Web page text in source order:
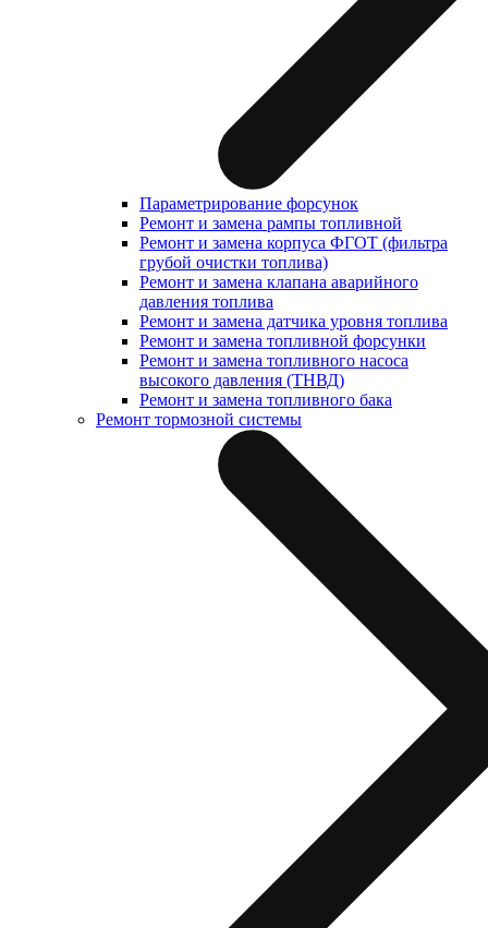
Параметрирование форсунок
Ремонт и замена рампы топливной
Ремонт и замена корпуса ФГОТ (фильтра
грубой очистки топлива)
Ремонт и замена клапана аварийного
давления топлива
Ремонт и замена датчика уровня топлива
Ремонт и замена топливной форсунки
Ремонт и замена топливного насоса
высокого давления (ТНВД)
Ремонт и замена топливного бака
Ремонт тормозной системы